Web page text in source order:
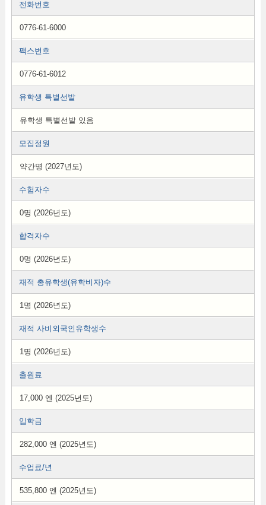
전화번호
0776-61-6000
팩스번호
0776-61-6012
유학생 특별선발
유학생 특별선발 있음
모집정원
약간명 (2027년도)
수험자수
0명 (2026년도)
합격자수
0명 (2026년도)
재적 총유학생(유학비자)수
1명 (2026년도)
재적 사비외국인유학생수
1명 (2026년도)
출원료
17,000 엔 (2025년도)
입학금
282,000 엔 (2025년도)
수업료/년
535,800 엔 (2025년도)